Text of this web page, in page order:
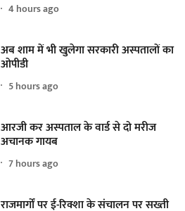
4 hours ago
अब शाम में भी खुलेगा सरकारी अस्पतालों का
ओपीडी
5 hours ago
आरजी कर अस्पताल के वार्ड से दो मरीज
अचानक गायब
7 hours ago
राजमार्गों पर ई-रिक्शा के संचालन पर सख्ती